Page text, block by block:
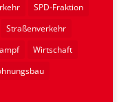
SPD-Fraktion
Straßenverkehr
Wirtschaft